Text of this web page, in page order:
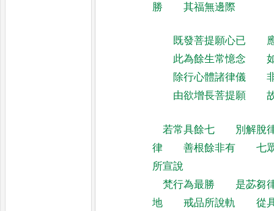
勝
其福無邊際
既發菩提願心已
此為餘生常憶念
除行心體諸律儀
由欲增長菩提願
若常具餘七
別解脫
律
善根餘非有
七
所宣說
梵行為最勝
是苾芻
地
戒品所說軌
從